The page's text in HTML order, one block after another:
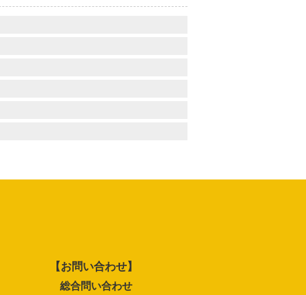
【お問い合わせ】
総合問い合わせ